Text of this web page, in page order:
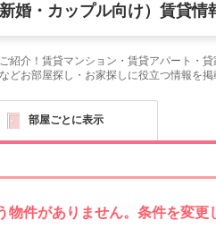
婚・カップル向け）賃貸情
紹介！賃貸マンション・賃貸アパート・
どお部屋探し・お家探しに役立つ情報を
部屋ごとに表示
物件がありません。条件を変更